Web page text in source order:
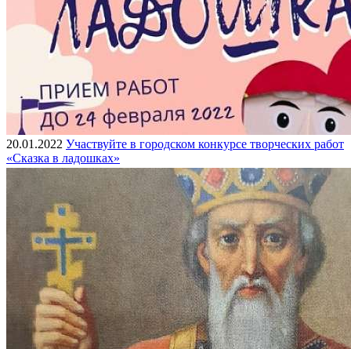
20.01.2022 Участвуйте в городском конкурсе творческих работ
«Сказка в ладошках»